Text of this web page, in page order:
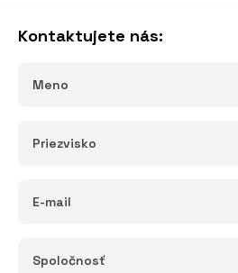
Kontaktujete nás: